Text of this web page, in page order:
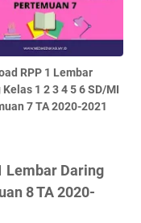
RPP 1 Lembar
Kelas 1 2 3 4 5 6 SD/MI
7 TA 2020-2021
Lembar Daring
8 TA 2020-